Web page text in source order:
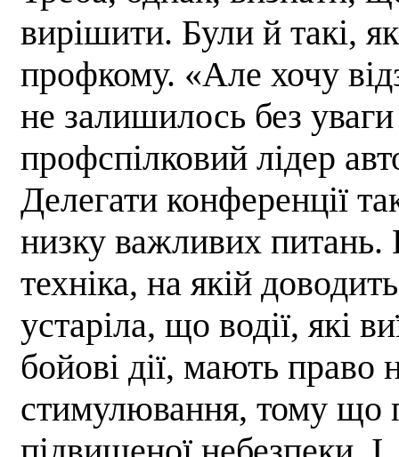
вирішити. Були й такі,
профкому. «Але хочу
не залишилось без
профспілковий лідер
Делегати конференції
низку важливих
техніка, на якій
устаріла, що водії, які
бойові дії, мають право
стимулювання, тому що